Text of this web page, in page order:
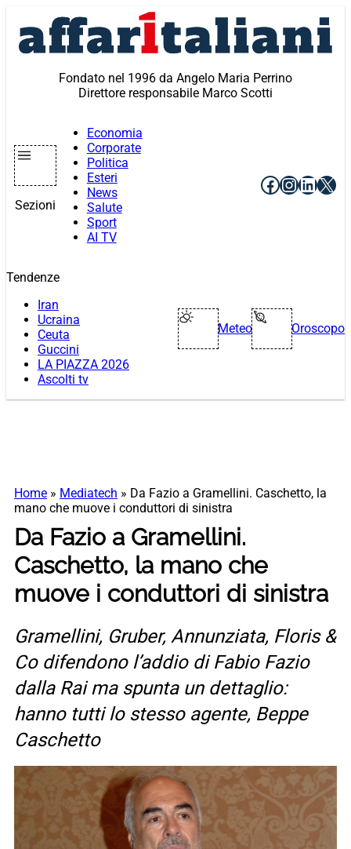
contenuto
Fondato nel 1996 da Angelo Maria Perrino
Direttore responsabile Marco Scotti
Sezioni
Economia
Corporate
Politica
Esteri
News
Salute
Sport
AI TV
Facebook
X
Tendenze
Iran
Ucraina
Ceuta
Guccini
LA PIAZZA 2026
Ascolti tv
Meteo Oroscopo
Home » Mediatech » Da Fazio a Gramellini. Caschetto, la
mano che muove i conduttori di sinistra
Da Fazio a Gramellini.
Caschetto, la mano che
muove i conduttori di sinistra
Gramellini, Gruber, Annunziata, Floris &
Co difendono l’addio di Fabio Fazio
dalla Rai ma spunta un dettaglio:
hanno tutti lo stesso agente, Beppe
Caschetto